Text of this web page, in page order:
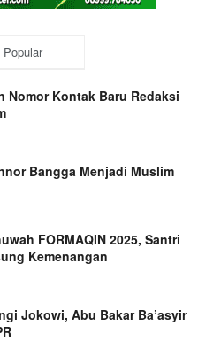
Popular
Nomor Kontak Baru Redaksi
Bangga Menjadi Muslim
FORMAQIN 2025, Santri
Kemenangan
Jokowi, Abu Bakar Ba’asyir